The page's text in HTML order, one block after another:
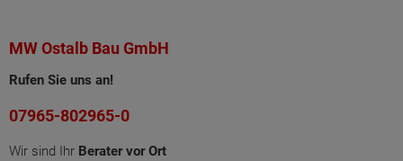
MW Ostalb Bau GmbH
Rufen Sie uns an!
07965-802965-0
Wir sind Ihr Berater vor Ort